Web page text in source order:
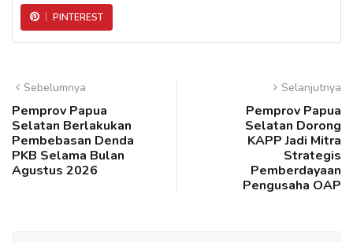
PINTEREST
Sebelumnya
Pemprov Papua
Selatan Berlakukan
Pembebasan Denda
PKB Selama Bulan
Agustus 2026
Selanjutnya
Pemprov Papua
Selatan Dorong
KAPP Jadi Mitra
Strategis
Pemberdayaan
Pengusaha OAP